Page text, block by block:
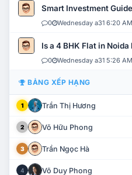
Smart Investment
0 Wednesday a31 6:20 AM
Is a 4 BHK Flat in Noida
0 Wednesday a31 5:26 AM
BẢNG XẾP HẠNG
1 Trần Thị Hương
2 Võ Hữu Phong
3 Trần Ngọc Hà
4 Võ Duy Phong